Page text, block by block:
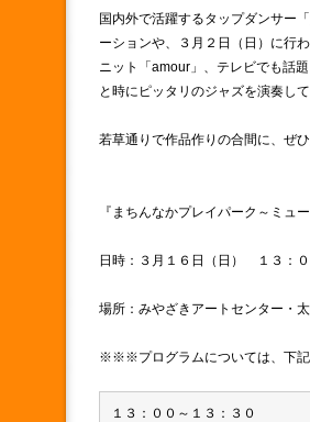
国内外で活躍するタップダンサー
ーションや、３月２日（日）に行
ニット「amour」、テレビでも話
と時にピッタリのジャズを演奏し
若草通りで作品作りの合間に、ぜ
『まちんなかプレイパーク～ミュ
日時：３月１６日（日） １３：０
場所：みやざきアートセンター・
※※※プログラムについては、下
１３：００～１３：３０